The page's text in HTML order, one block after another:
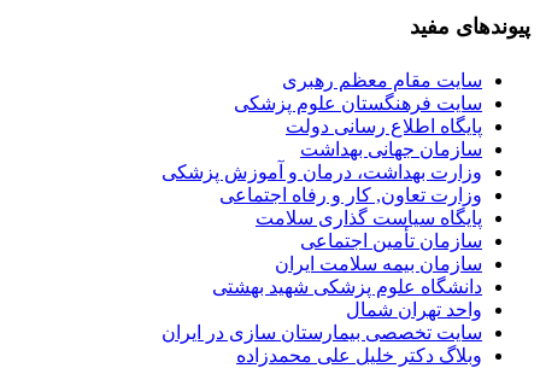
پیوندهای مفید
سایت مقام معظم رهبری
سایت فرهنگستان علوم پزشکی
پایگاه اطلاع رسانی دولت
سازمان جهانی بهداشت
وزارت بهداشت، درمان و آموزش پزشکی
وزارت تعاون, کار و رفاه اجتماعی
پایگاه سیاست گذاری سلامت
سازمان تأمین اجتماعی
سازمان بیمه سلامت ایران
دانشگاه علوم پزشکی شهید بهشتی
واحد تهران شمال
سایت تخصصی بیمارستان سازی در ایران
وبلاگ دکتر خلیل علی محمدزاده